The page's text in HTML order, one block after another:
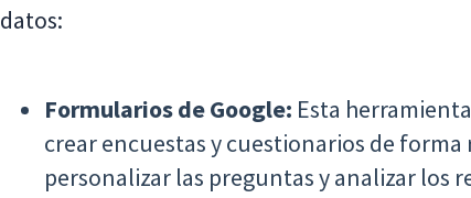
datos:
Formularios de Google: Esta
crear encuestas y cuestionarios de forma
personalizar las preguntas y analizar los